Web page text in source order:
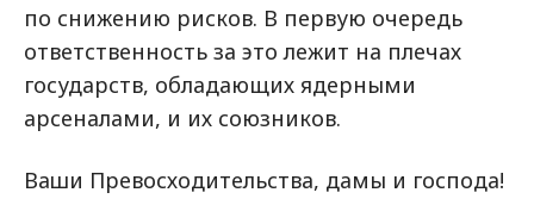
по снижению рисков. В первую очередь
ответственность за это лежит на плечах
государств, обладающих ядерными
арсеналами, и их союзников.
Ваши Превосходительства, дамы и господа!